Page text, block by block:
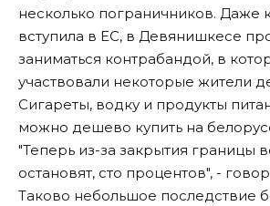
несколько пограничников. Даже
вступила в ЕС, в Девянишкесе
заниматься контрабандой, в
участвовали некоторые жители
Сигареты, водку и продукты
можно дешево купить на
"Теперь из-за закрытия границы
остановят, сто процентов", -
Таково небольшое последствие